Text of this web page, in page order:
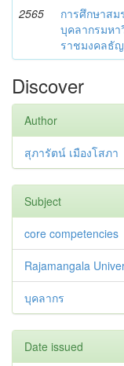
2565
การศึกษาส
บุคลากรมหา
ราชมงคลธั
Discover
Author
สุภารัตน์ เมืองโสภา
Subject
core competencies
Rajamangala
บุคลากร
Date issued